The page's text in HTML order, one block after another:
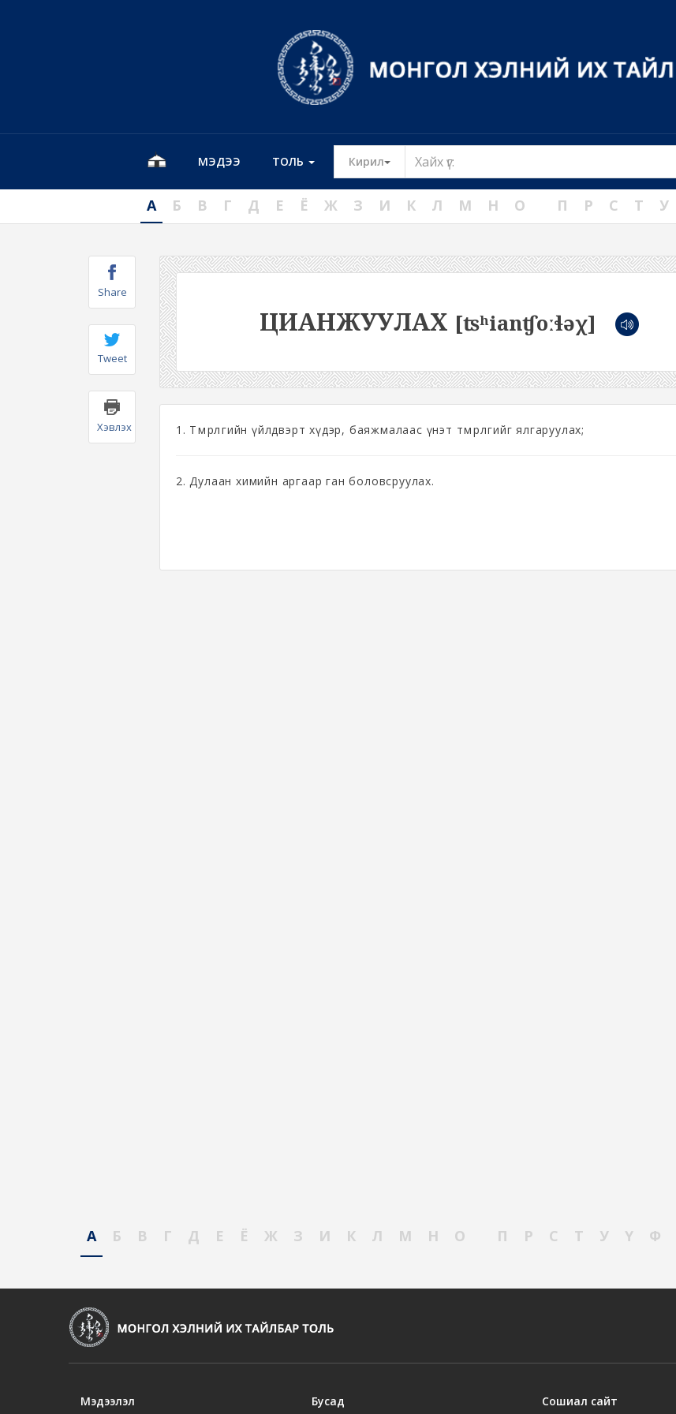
МЭДЭЭ ТОЛЬ Кирил Toggle Dropdown
А Б В Г Д Е Ё Ж З И К Л М Н О П Р С Т У
Share
Tweet
Хэвлэх
ЦИАНЖУУЛАХ [ʦʰianʧoːɬəχ]
1. Төмөрлөгийн үйлдвэрт хүдэр, баяжмалаас үнэт төмөрлөгийг ялгаруулах;
2. Дулаан химийн аргаар ган боловсруулах.
А Б В Г Д Е Ё Ж З И К Л М Н О П Р С Т У Ү Ф
Мэдээлэл Бусад Сошиал сайт